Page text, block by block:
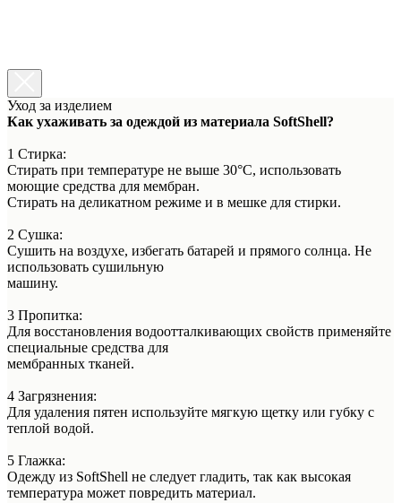
Уход за изделием
Как ухаживать за одеждой из материала SoftShell?
1 Стирка:
Стирать при температуре не выше 30°C, использовать
моющие средства для мембран.
Стирать на деликатном режиме и в мешке для стирки.
2 Сушка:
Сушить на воздухе, избегать батарей и прямого солнца. Не
использовать сушильную
машину.
3 Пропитка:
Для восстановления водоотталкивающих свойств применяйте
специальные средства для
мембранных тканей.
4 Загрязнения:
Для удаления пятен используйте мягкую щетку или губку с
теплой водой.
5 Глажка:
Одежду из SoftShell не следует гладить, так как высокая
температура может повредить материал.